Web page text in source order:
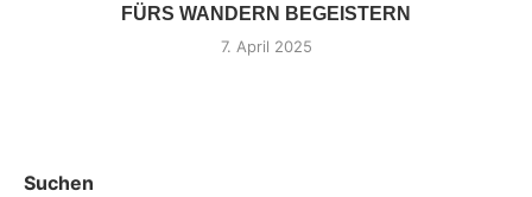
FÜRS WANDERN BEGEISTERN
7. April 2025
Suchen